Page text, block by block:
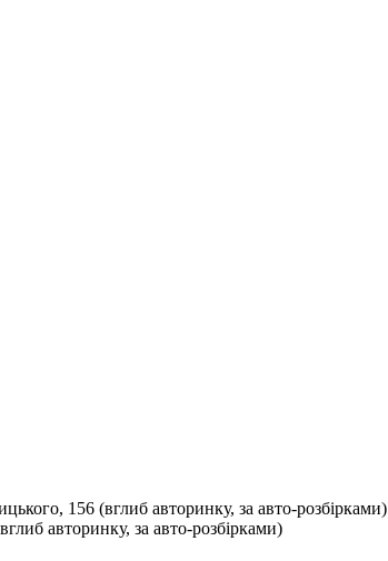
156 (вглиб авторинку, за авто-розбірками)
авторинку, за авто-розбірками)